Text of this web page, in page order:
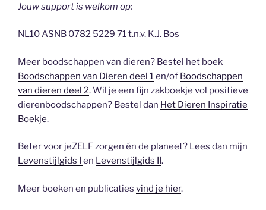
Jouw support is welkom op:
NL10 ASNB 0782 5229 71 t.n.v. K.J. Bos
Meer boodschappen van dieren? Bestel het boek
Boodschappen van Dieren deel 1en/of Boodschappen
van dieren deel 2. Wil je een fijn zakboekje vol positieve
dierenboodschappen? Bestel dan Het Dieren Inspiratie
Boekje.
Beter voor jeZELF zorgen én de planeet? Lees dan mijn
Levenstijlgids I en Levenstijlgids II.
Meer boeken en publicaties vind je hier.